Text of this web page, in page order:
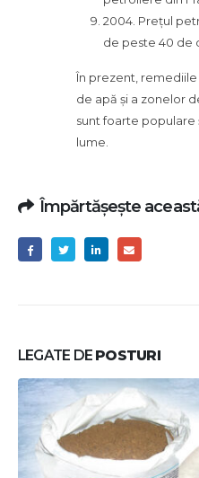
2004. Prețul
de peste 40 de
În prezent,
de apă și a zonelor
sunt foarte populare
lume.
Împărtășește
LEGATE DE POSTURI